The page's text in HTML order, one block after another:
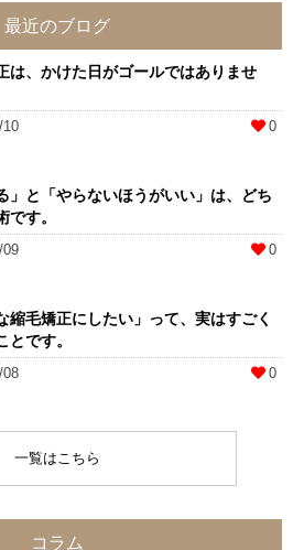
最近のブログ
は、かけた日がゴールではありませ
10
0
」と「やらないほうがいい」は、どち
です。
09
0
縮毛矯正にしたい」って、実はすごく
とです。
08
0
一覧はこちら
コラム